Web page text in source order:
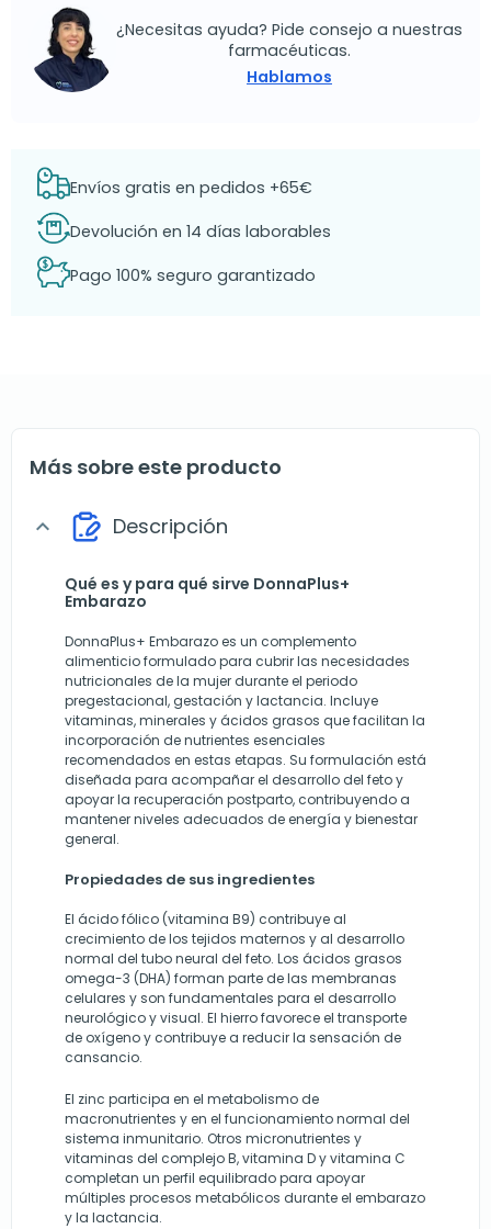
¿Necesitas ayuda? Pide consejo a nuestras
farmacéuticas.
Hablamos
Envíos gratis en pedidos +65€
Devolución en 14 días laborables
Pago 100% seguro garantizado
Más sobre este producto
expand_more Descripción
Qué es y para qué sirve DonnaPlus+
Embarazo
DonnaPlus+ Embarazo es un complemento
alimenticio formulado para cubrir las necesidades
nutricionales de la mujer durante el periodo
pregestacional, gestación y lactancia. Incluye
vitaminas, minerales y ácidos grasos que facilitan la
incorporación de nutrientes esenciales
recomendados en estas etapas. Su formulación está
diseñada para acompañar el desarrollo del feto y
apoyar la recuperación postparto, contribuyendo a
mantener niveles adecuados de energía y bienestar
general.
Propiedades de sus ingredientes
El ácido fólico (vitamina B9) contribuye al
crecimiento de los tejidos maternos y al desarrollo
normal del tubo neural del feto. Los ácidos grasos
omega-3 (DHA) forman parte de las membranas
celulares y son fundamentales para el desarrollo
neurológico y visual. El hierro favorece el transporte
de oxígeno y contribuye a reducir la sensación de
cansancio.
El zinc participa en el metabolismo de
macronutrientes y en el funcionamiento normal del
sistema inmunitario. Otros micronutrientes y
vitaminas del complejo B, vitamina D y vitamina C
completan un perfil equilibrado para apoyar
múltiples procesos metabólicos durante el embarazo
y la lactancia.